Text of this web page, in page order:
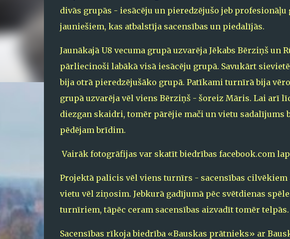
divās grupās - iesācēju un pieredzējušo jeb
jauniešiem, kas atbalstīja sacensības un piedalījās.
Jaunākajā U8 vecuma grupā uzvarēja Jēkabs Bērziņš un
pārliecinoši labākā visā iesācēju grupā. Savukārt
bija otrā pieredzējušāko grupā. Patīkami turnīrā bija
grupā uzvarēja vēl viens Bērziņš - šoreiz Māris. Lai arī
diezgan skaidri, tomēr pārējie mači un vietu sadalījums
pēdējam brīdim.
Vairāk fotogrāfijas var skatīt biedrības facebook.com
Projektā palicis vēl viens turnīrs - sacensības
vietu vēl ziņosim. Jebkurā gadījumā pēc svētdienas
turnīriem, tāpēc ceram sacensības aizvadīt tomēr telpās.
Sacensības rīkoja biedrība «Bauskas prātnieks» ar